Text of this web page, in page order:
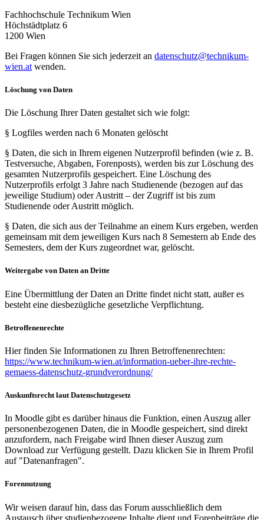
Fachhochschule Technikum Wien
Höchstädtplatz 6
1200 Wien
Bei Fragen können Sie sich jederzeit an datenschutz@technikum-
wien.at wenden.
Löschung von Daten
Die Löschung Ihrer Daten gestaltet sich wie folgt:
§ Logfiles werden nach 6 Monaten gelöscht
§ Daten, die sich in Ihrem eigenen Nutzerprofil befinden (wie z. B.
Testversuche, Abgaben, Forenposts), werden bis zur Löschung des
gesamten Nutzerprofils gespeichert. Eine Löschung des
Nutzerprofils erfolgt 3 Jahre nach Studienende (bezogen auf das
jeweilige Studium) oder Austritt – der Zugriff ist bis zum
Studienende oder Austritt möglich.
§ Daten, die sich aus der Teilnahme an einem Kurs ergeben, werden
gemeinsam mit dem jeweiligen Kurs nach 8 Semestern ab Ende des
Semesters, dem der Kurs zugeordnet war, gelöscht.
Weitergabe von Daten an Dritte
Eine Übermittlung der Daten an Dritte findet nicht statt, außer es
besteht eine diesbezügliche gesetzliche Verpflichtung.
Betroffenenrechte
Hier finden Sie Informationen zu Ihren Betroffenenrechten:
https://www.technikum-wien.at/information-ueber-ihre-rechte-
gemaess-datenschutz-grundverordnung/
Auskunftsrecht laut Datenschutzgesetz
In Moodle gibt es darüber hinaus die Funktion, einen Auszug aller
personenbezogenen Daten, die in Moodle gespeichert, sind direkt
anzufordern, nach Freigabe wird Ihnen dieser Auszug zum
Download zur Verfügung gestellt. Dazu klicken Sie in Ihrem Profil
auf "Datenanfragen".
Forennutzung
Wir weisen darauf hin, dass das Forum ausschließlich dem
Austausch über studienbezogene Inhalte dient und Forenbeiträge die